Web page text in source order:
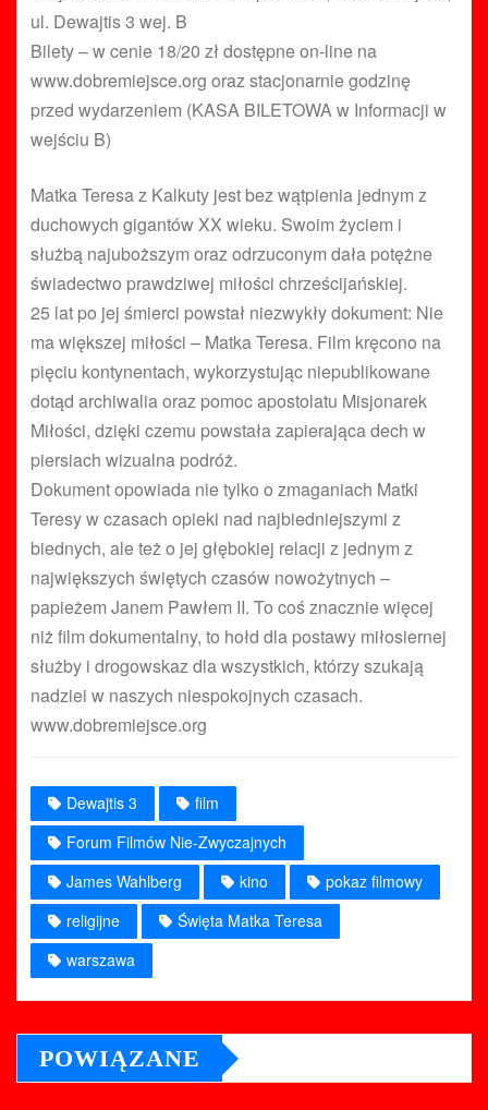
ul. Dewajtis 3 wej. B
Bilety – w cenie 18/20 zł dostępne on-line na
www.dobremiejsce.org oraz stacjonarnie godzinę
przed wydarzeniem (KASA BILETOWA w Informacji w
wejściu B)
Matka Teresa z Kalkuty jest bez wątpienia jednym z
duchowych gigantów XX wieku. Swoim życiem i
służbą najuboższym oraz odrzuconym dała potężne
świadectwo prawdziwej miłości chrześcijańskiej.
25 lat po jej śmierci powstał niezwykły dokument: Nie
ma większej miłości – Matka Teresa. Film kręcono na
pięciu kontynentach, wykorzystując niepublikowane
dotąd archiwalia oraz pomoc apostolatu Misjonarek
Miłości, dzięki czemu powstała zapierająca dech w
piersiach wizualna podróż.
Dokument opowiada nie tylko o zmaganiach Matki
Teresy w czasach opieki nad najbiedniejszymi z
biednych, ale też o jej głębokiej relacji z jednym z
największych świętych czasów nowożytnych –
papieżem Janem Pawłem II. To coś znacznie więcej
niż film dokumentalny, to hołd dla postawy miłosiernej
służby i drogowskaz dla wszystkich, którzy szukają
nadziei w naszych niespokojnych czasach.
www.dobremiejsce.org
Dewajtis 3
film
Forum Filmów Nie-Zwyczajnych
James Wahlberg
kino
pokaz filmowy
religijne
Święta Matka Teresa
warszawa
POWIĄZANE